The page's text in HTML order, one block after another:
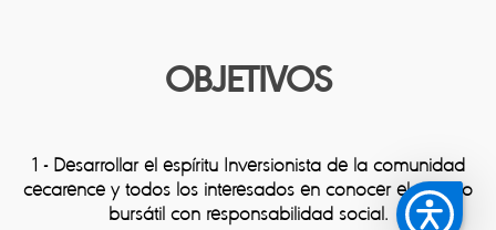
OBJETIVOS
1 - Desarrollar el espíritu Inversionista de la comunidad
cecarence y todos los interesados en conocer el mundo
bursátil con responsabilidad social.